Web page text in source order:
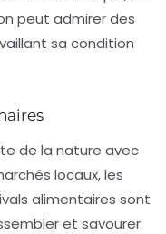
peut admirer des
sa condition
de la nature avec
locaux, les
alimentaires sont
et savourer